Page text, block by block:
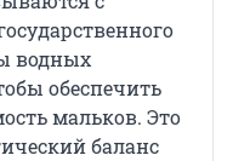
водных
обеспечить
мальков. Это
баланс